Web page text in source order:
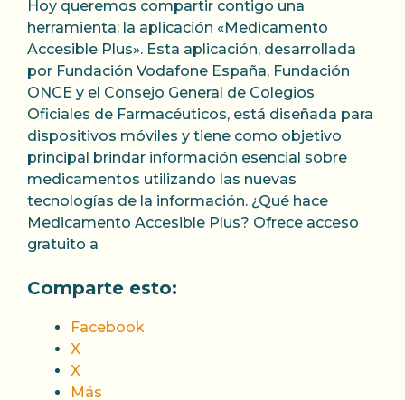
Hoy queremos compartir contigo una
herramienta: la aplicación «Medicamento
Accesible Plus». Esta aplicación, desarrollada
por Fundación Vodafone España, Fundación
ONCE y el Consejo General de Colegios
Oficiales de Farmacéuticos, está diseñada para
dispositivos móviles y tiene como objetivo
principal brindar información esencial sobre
medicamentos utilizando las nuevas
tecnologías de la información. ¿Qué hace
Medicamento Accesible Plus? Ofrece acceso
gratuito a
Comparte esto:
Facebook
X
X
Más